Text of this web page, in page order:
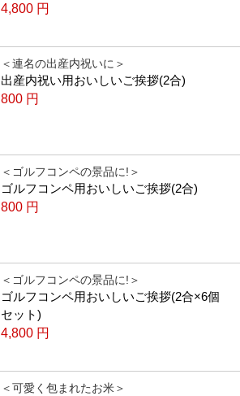
4,800 円
＜連名の出産内祝いに＞
出産内祝い用おいしいご挨拶(2合)
800 円
＜ゴルフコンペの景品に!＞
ゴルフコンペ用おいしいご挨拶(2合)
800 円
＜ゴルフコンペの景品に!＞
ゴルフコンペ用おいしいご挨拶(2合×6個
セット)
4,800 円
＜可愛く包まれたお米＞